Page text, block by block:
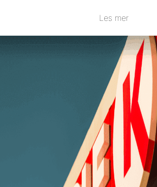
Les mer